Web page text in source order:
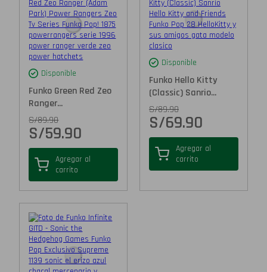
Disponible
Funko Green Red Zeo
Ranger...
S/89.90
S/59.90
Agregar al
carrito
Disponible
Funko Hello Kitty
(Classic) Sanrio...
S/89.90
S/69.90
Agregar al
carrito